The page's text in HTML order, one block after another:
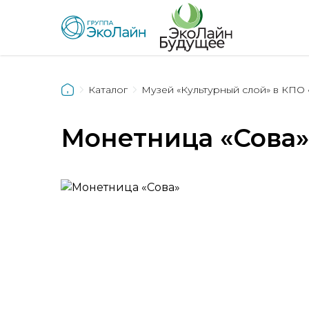
Каталог Музей «Культурный слой» в КПО
Монетница «Сова»